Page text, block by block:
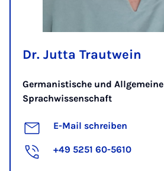
Dr. Jutta Trautwein
Germanistische und Allgemeine
Sprachwissenschaft
E-Mail schreiben
+49 5251 60-5610